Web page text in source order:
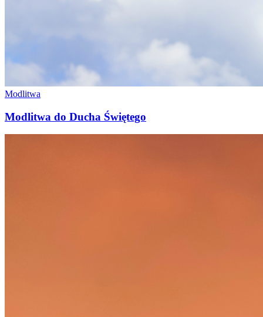
Modlitwa
Modlitwa do Ducha Świętego